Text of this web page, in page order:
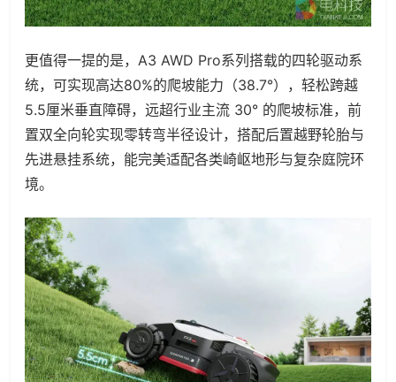
更值得一提的是，A3 AWD Pro系列搭载的四轮驱动系
统，可实现高达80%的爬坡能力（38.7°），轻松跨越
5.5厘米垂直障碍，远超行业主流 30° 的爬坡标准，前
置双全向轮实现零转弯半径设计，搭配后置越野轮胎与
先进悬挂系统，能完美适配各类崎岖地形与复杂庭院环
境。